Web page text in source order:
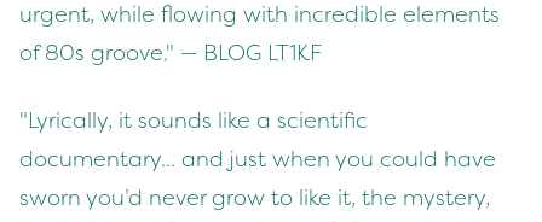
urgent, while flowing with incredible elements
of 80s groove." — BLOG LT1KF
"Lyrically, it sounds like a scientific
documentary... and just when you could have
sworn you’d never grow to like it, the mystery,